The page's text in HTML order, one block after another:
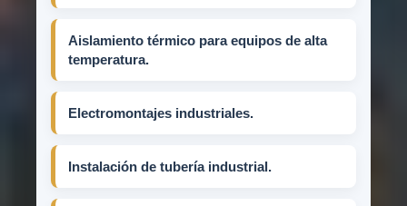
Aislamiento térmico para equipos de alta
temperatura.
Electromontajes industriales.
Instalación de tubería industrial.